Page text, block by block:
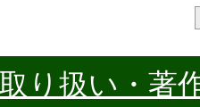
り扱い・著